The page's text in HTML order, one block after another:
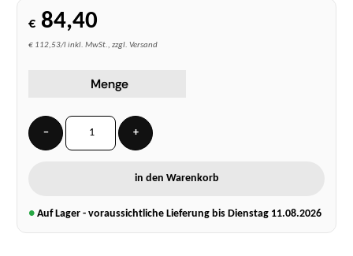
€ 84,40
€ 112,53/l inkl. MwSt., zzgl. Versand
Menge
− +
in den Warenkorb
● Auf Lager - voraussichtliche Lieferung bis Dienstag 11.08.2026